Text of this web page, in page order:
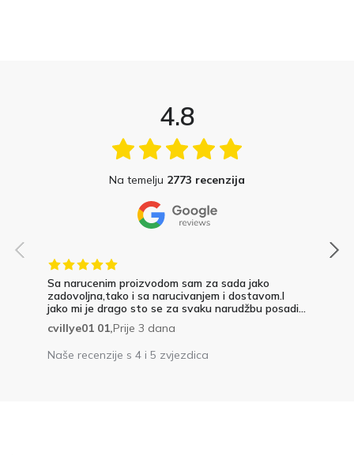
4.8
Na temelju 2773 recenzija
Sa narucenim proizvodom sam za sada jako
zadovoljna,tako i sa narucivanjem i dostavom.I
jako mi je drago sto se za svaku narudžbu posadi...
cvillye01 01,Prije 3 dana
Naše recenzije s 4 i 5 zvjezdica